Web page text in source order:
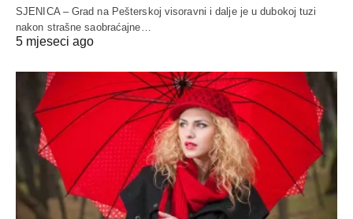
SJENICA – Grad na Pešterskoj visoravni i dalje je u dubokoj tuzi
nakon strašne saobraćajne…
5 mjeseci ago